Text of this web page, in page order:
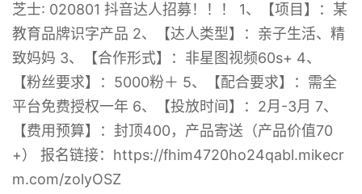
芝士: 020801 抖音达人招募！！！ 1、【项目】：某
教育品牌识字产品 2、【达人类型】：亲子生活、精
致妈妈 3、【合作形式】：非星图视频60s+ 4、
【粉丝要求】：5000粉＋ 5、【配合要求】：需全
平台免费授权一年 6、【投放时间】：2月-3月 7、
【费用预算】：封顶400，产品寄送（产品价值70
+） 报名链接：https://fhim4720ho24qabl.mikecr
m.com/zolyOSZ